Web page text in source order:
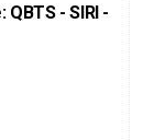
- SIRI -